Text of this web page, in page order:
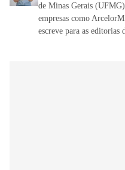
de Minas Gerais
empresas como
escreve para as editorias